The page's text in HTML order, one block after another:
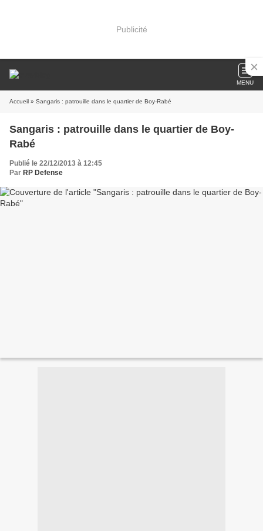
Publicité
MENU
Accueil » Sangaris : patrouille dans le quartier de Boy-Rabé
Sangaris : patrouille dans le quartier de Boy-
Rabé
Publié le 22/12/2013 à 12:45
Par RP Defense